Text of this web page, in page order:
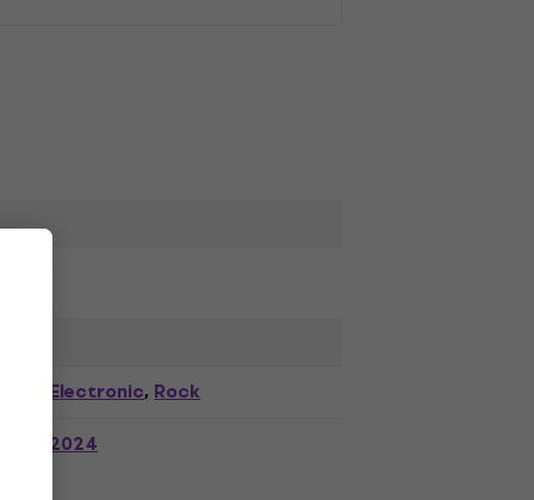
Electronic,Rock
2024